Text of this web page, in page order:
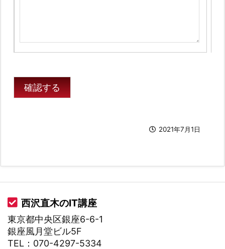
2021年7月1日
西沢直木のIT講座
東京都中央区銀座6-6-1
銀座風月堂ビル5F
TEL：070-4297-5334